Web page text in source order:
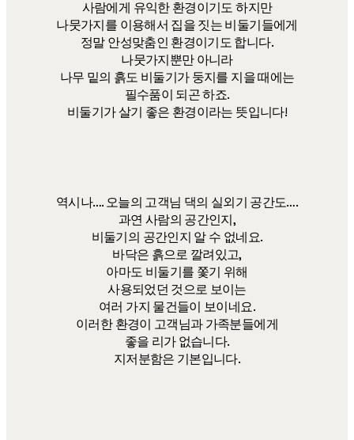
사람에게 유익한 환경이기도 하지만
나뭇가지를 이용해서 집을 짓는 비둘기들에게
정말 안성맞춤인 환경이기도 합니다.
나뭇가지뿐만 아니라
나무 밑의 흙도 비둘기가 둥지를 지을 때에는
필수품이 되곤 하죠.
비둘기가 살기 좋은 환경이라는 뜻입니다!
역시나…. 오늘의 고객님 댁의 실외기 공간도….
과연 사람의 공간인지,
비둘기의 공간인지 알 수 없네요.
바닥은 흙으로 깔려있고,
아마도 비둘기를 쫓기 위해
사용되었던 것으로 보이는
여러 가지 물건들이 보이네요.
이러한 환경이 고객님과 가족분들에게
좋을 리가 없습니다.
지저분함은 기본입니다.